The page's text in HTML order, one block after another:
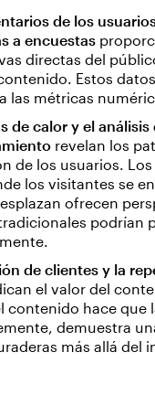
de los
a encuestas
directas del
Estos
las métricas
de calor y el análisis
revelan los
de los usuarios.
los visitantes se
ofrecen
podrían
de clientes y la
el valor del
contenido hace que
demuestra
más allá del